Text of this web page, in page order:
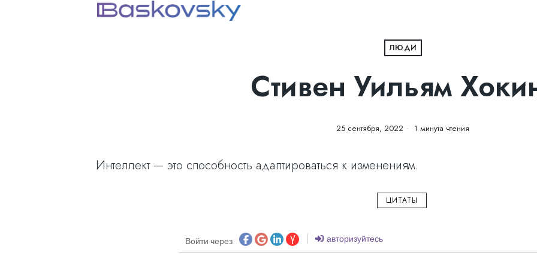
ЛЮДИ
Стивен Уильям
25 сентября, 2022 1 минута чтения
Интеллект — это способность адаптироваться к изменениям.
ЦИТАТЫ
Войти через авторизуйтесь